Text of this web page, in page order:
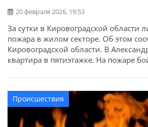
20 февраля 2026, 19:53
За сутки в Кировоградской области
пожара в жилом секторе. Об этом
Кировоградской области. В
квартира в пятиэтажке. На пожаре
Происшествия